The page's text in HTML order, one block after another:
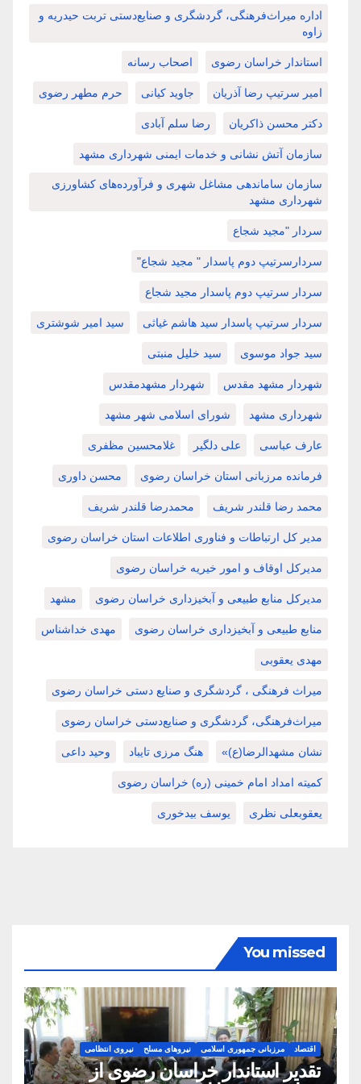
اداره میراث‌فرهنگی، گردشگری و صنایع‌دستی تربت حیدریه و
زاوه
استاندار خراسان رضوی اصحاب رسانه
امیر سرتیپ رضا آذریان جاوید کیانی حرم مطهر رضوی
دکتر محسن ذاکریان رضا سلم آبادی
سازمان آتش نشانی و خدمات ایمنی شهرداری مشهد
سازمان ساماندهی مشاغل شهری و فرآورده‌های کشاورزی
شهرداری مشهد
سردار "مجید شجاع
سردارسرتیپ دوم پاسدار " مجید شجاع"
سردار سرتیپ دوم پاسدار مجید شجاع
سردار سرتیپ پاسدار سید هاشم غیاثی سید امیر شوشتری
سید جواد موسوی سید خلیل منبتی
شهردار مشهد مقدس شهردار مشهدمقدس
شهرداری مشهد شورای اسلامی شهر مشهد
عارف عباسی علی دلگیر غلامحسین مظفری
فرمانده مرزبانی استان خراسان رضوی محسن داوری
محمد رضا قلندر شریف محمدرضا قلندر شریف
مدیر کل ارتباطات و فناوری اطلاعات استان خراسان رضوی
مدیرکل اوقاف و امور خیریه خراسان رضوی
مدیرکل منابع طبیعی و آبخیزداری خراسان رضوی مشهد
منابع طبیعی و آبخیزداری خراسان رضوی مهدی خداشناس
مهدی یعقوبی
میراث فرهنگی ، گردشگری و صنایع دستی خراسان رضوی
میراث‌فرهنگی، گردشگری و صنایع‌دستی خراسان رضوی
نشان مشهدالرضا(ع)» هنگ مرزی تایباد وحید داعی
کمیته امداد امام خمینی (ره) خراسان رضوی
یعقوبعلی نظری یوسف بیدخوری
You missed
اقتصاد مرزبانی جمهوری اسلامی نیروهای مسلح نیروی انتظامی
تقدیر استاندار خراسان رضوی از